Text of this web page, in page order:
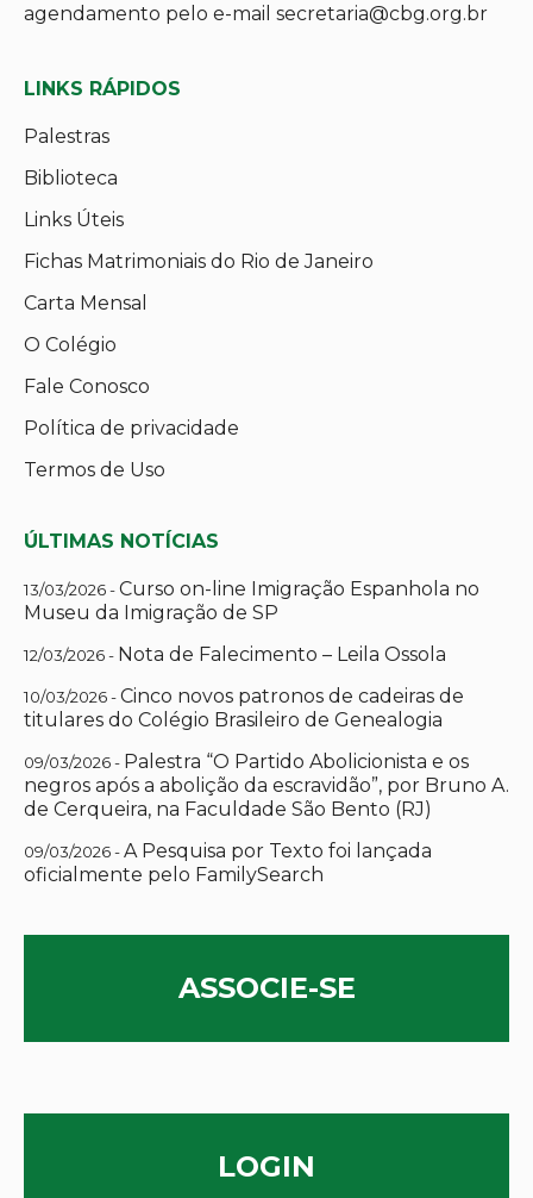
agendamento pelo e-mail secretaria@cbg.org.br
LINKS RÁPIDOS
Palestras
Biblioteca
Links Úteis
Fichas Matrimoniais do Rio de Janeiro
Carta Mensal
O Colégio
Fale Conosco
Política de privacidade
Termos de Uso
ÚLTIMAS NOTÍCIAS
13/03/2026 -Curso on-line Imigração Espanhola no
Museu da Imigração de SP
12/03/2026 - Nota de Falecimento – Leila Ossola
10/03/2026 -Cinco novos patronos de cadeiras de
titulares do Colégio Brasileiro de Genealogia
09/03/2026 - Palestra “O Partido Abolicionista e os
negros após a abolição da escravidão”, por Bruno A.
de Cerqueira, na Faculdade São Bento (RJ)
09/03/2026 -A Pesquisa por Texto foi lançada
oficialmente pelo FamilySearch
ASSOCIE-SE
LOGIN